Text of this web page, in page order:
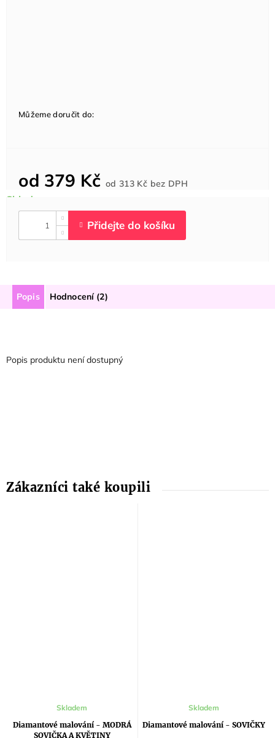
od 379 Kč od313 Kč bez DPHcena:
Můžeme doručit do:
Popis Hodnocení (2)
Popis produktu není dostupný
Diamantové malování - MODRÁ
SOVIČKA A KVĚTINY
Průměrné
produktu
je
Skladem
Diamantové malování - SOVIČKY
Průměrné
produktu
Skladem